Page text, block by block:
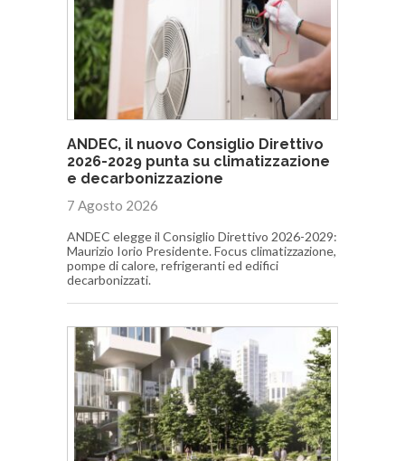
ANDEC, il nuovo Consiglio Direttivo
2026-2029 punta su climatizzazione
e decarbonizzazione
7 Agosto 2026
ANDEC elegge il Consiglio Direttivo 2026-2029:
Maurizio Iorio Presidente. Focus climatizzazione,
pompe di calore, refrigeranti ed edifici
decarbonizzati.